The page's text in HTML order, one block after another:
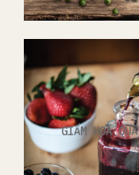
GIẤM HOA QUẢ